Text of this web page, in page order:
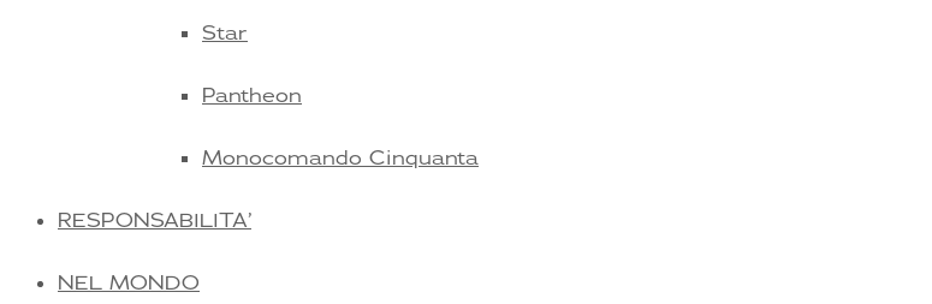
Star
Pantheon
Monocomando Cinquanta
RESPONSABILITA’
NEL MONDO